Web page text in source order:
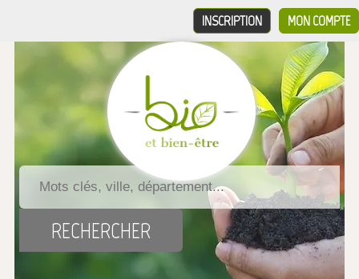
MON COMPTE
INSCRIPTION